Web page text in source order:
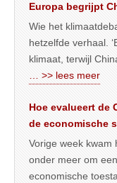
Europa begrijpt
Wie het
hetzelfde verhaal.
klimaat, terwijl
… >> lees meer
Hoe evalueert de
de economische
Vorige week kwam
onder meer om
economische